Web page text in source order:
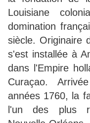
Louisiane
domination
siècle. Originaire
s'est installée à
dans l'Empire
Curaçao.
années 1760, la
l'un des plus